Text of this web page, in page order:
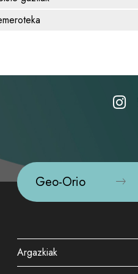
Geo-Orio
Argazkiak